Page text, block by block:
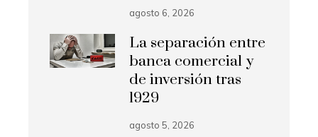
agosto 6, 2026
La separación entre
banca comercial y
de inversión tras
1929
agosto 5, 2026